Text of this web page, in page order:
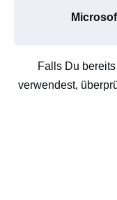
Falls Du
verwendest,